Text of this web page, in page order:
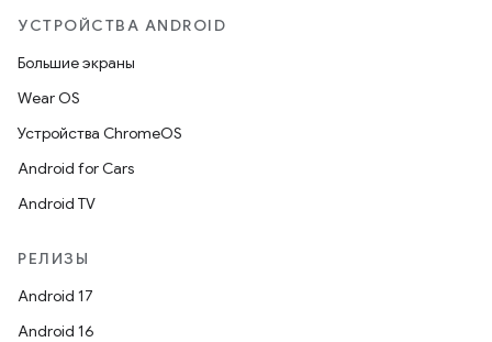
УСТРОЙСТВА ANDROID
Большие экраны
Wear OS
Устройства ChromeOS
Android for Cars
Android TV
РЕЛИЗЫ
Android 17
Android 16